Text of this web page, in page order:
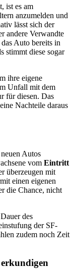
ist es am
anzumelden und
lässt sich der
andere Verwandte
Auto bereits in
stimmt diese sogar
ihre eigene
Unfall mit dem
für diesen. Das
Nachteile daraus
Autos
vom Eintritt
überzeugen mit
einen eigenen
die Chance, nicht
des
der SF-
zudem noch Zeit